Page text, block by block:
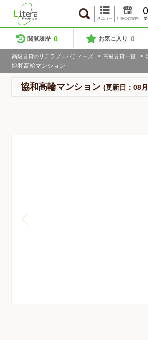
閲覧履歴 0 お気に入り 0
高級賃貸のリテラプロパティーズ > 高級賃貸一覧 >
協和高輪マンション
協和高輪マンション (更新日：08